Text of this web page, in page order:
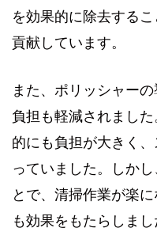
を効果的に除去する
貢献しています。
また、ポリッシャー
負担も軽減されまし
的にも負担が大きく
っていました。しか
とで、清掃作業が楽
も効果をもたらしまし